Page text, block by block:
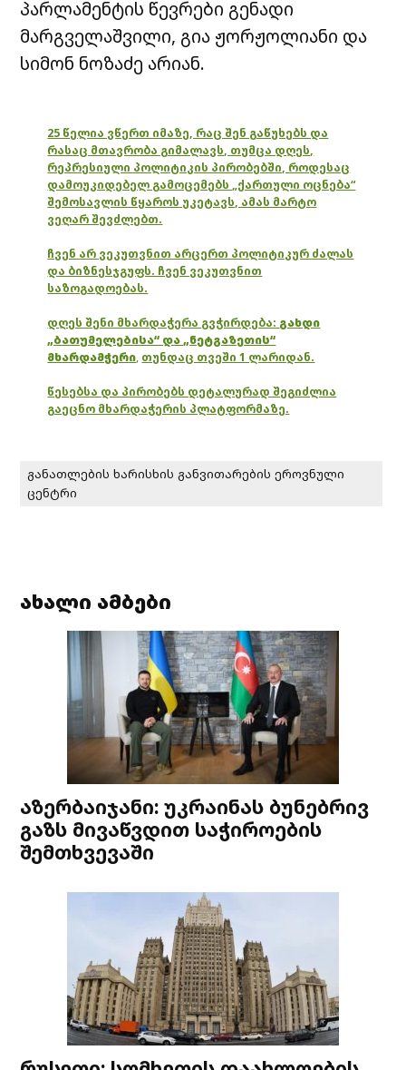
პარლამენტის წევრები გენადი
მარგველაშვილი, გია ჟორჟოლიანი და
სიმონ ნოზაძე არიან.
25 წელია ვწერთ იმაზე, რაც შენ გაწუხებს და
რასაც მთავრობა გიმალავს, თუმცა დღეს,
რეპრესიული პოლიტიკის პირობებში, როდესაც
დამოუკიდებელ გამოცემებს „ქართული ოცნება“
შემოსავლის წყაროს უკეტავს, ამას მარტო
ვეღარ შევძლებთ.
ჩვენ არ ვეკუთვნით არცერთ პოლიტიკურ ძალას
და ბიზნესჯგუფს. ჩვენ ვეკუთვნით
საზოგადოებას.
დღეს შენი მხარდაჭერა გვჭირდება: გახდი
„ბათუმელებისა“ და „ნეტგაზეთის“
მხარდამჭერი, თუნდაც თვეში 1 ლარიდან.
წესებსა და პირობებს დეტალურად შეგიძლია
გაეცნო მხარდაჭერის პლატფორმაზე.
განათლების ხარისხის განვითარების ეროვნული
ცენტრი
ახალი ამბები
აზერბაიჯანი: უკრაინას ბუნებრივ
გაზს მივაწვდით საჭიროების
შემთხვევაში